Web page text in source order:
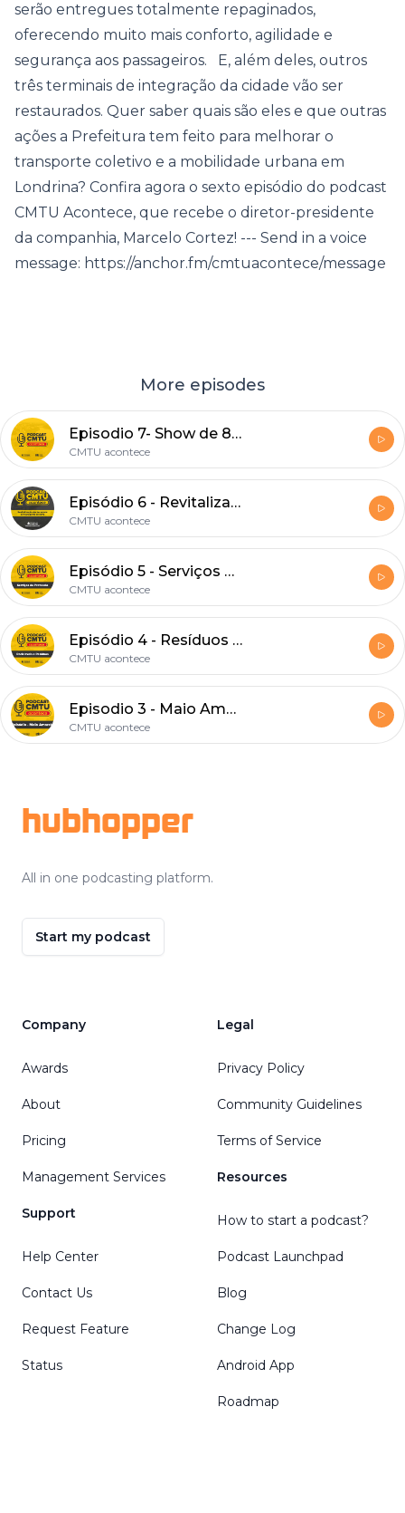
serão entregues totalmente repaginados,
oferecendo muito mais conforto, agilidade e
segurança aos passageiros. E, além deles, outros
três terminais de integração da cidade vão ser
restaurados. Quer saber quais são eles e que outras
ações a Prefeitura tem feito para melhorar o
transporte coletivo e a mobilidade urbana em
Londrina? Confira agora o sexto episódio do podcast
CMTU Acontece, que recebe o diretor-presidente
da companhia, Marcelo Cortez! --- Send in a voice
message: https://anchor.fm/cmtuacontece/message
More episodes
Episodio 7- Show de 86 anos de Londrina com Roney Marczak
CMTU acontece
Episódio 6 - Revitalização dos terminais do transporte coletivo
CMTU acontece
Episódio 5 - Serviços Protocolo CMTU
CMTU acontece
Episódio 4 - Resíduos e Recicláveis
CMTU acontece
Episodio 3 - Maio Amarelo Parte 2
CMTU acontece
hubhopper
All in one podcasting platform.
Start my podcast
Company
Awards
About
Pricing
Management Services
Support
Help Center
Contact Us
Request Feature
Status
Legal
Privacy Policy
Community Guidelines
Terms of Service
Resources
How to start a podcast?
Podcast Launchpad
Blog
Change Log
Android App
Roadmap